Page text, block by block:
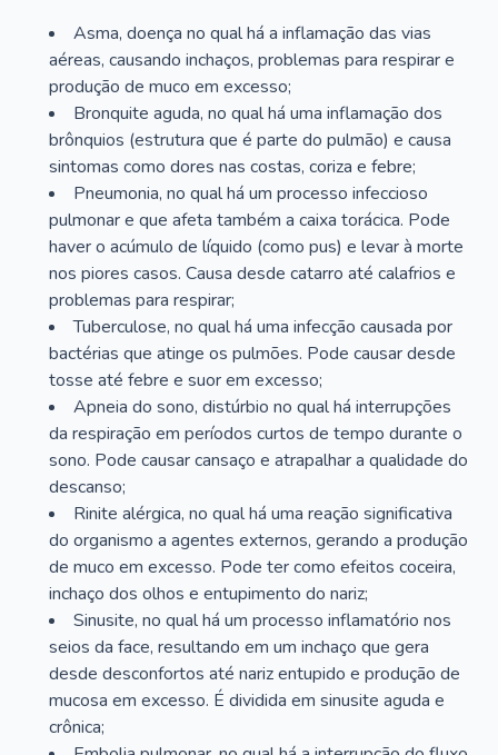
Asma, doença no qual há a inflamação das vias
aéreas, causando inchaços, problemas para respirar e
produção de muco em excesso;
Bronquite aguda, no qual há uma inflamação dos
brônquios (estrutura que é parte do pulmão) e causa
sintomas como dores nas costas, coriza e febre;
Pneumonia, no qual há um processo infeccioso
pulmonar e que afeta também a caixa torácica. Pode
haver o acúmulo de líquido (como pus) e levar à morte
nos piores casos. Causa desde catarro até calafrios e
problemas para respirar;
Tuberculose, no qual há uma infecção causada por
bactérias que atinge os pulmões. Pode causar desde
tosse até febre e suor em excesso;
Apneia do sono, distúrbio no qual há interrupções
da respiração em períodos curtos de tempo durante o
sono. Pode causar cansaço e atrapalhar a qualidade do
descanso;
Rinite alérgica, no qual há uma reação significativa
do organismo a agentes externos, gerando a produção
de muco em excesso. Pode ter como efeitos coceira,
inchaço dos olhos e entupimento do nariz;
Sinusite, no qual há um processo inflamatório nos
seios da face, resultando em um inchaço que gera
desde desconfortos até nariz entupido e produção de
mucosa em excesso. É dividida em sinusite aguda e
crônica;